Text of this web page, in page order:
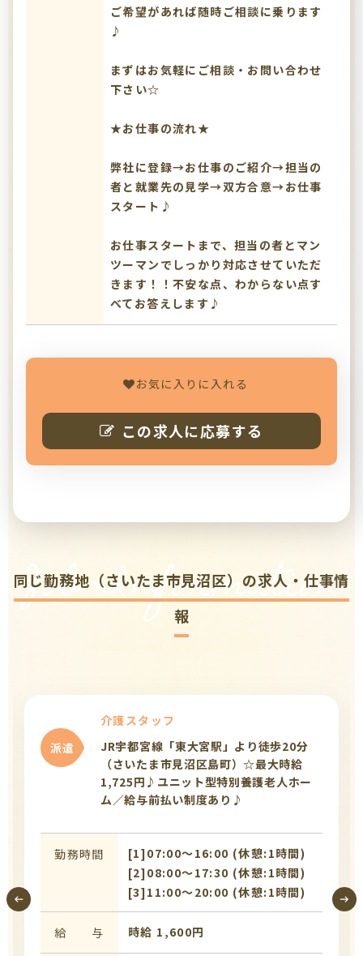
ご希望があれば随時ご相談に乗ります
♪
まずはお気軽にご相談・お問い合わせ
下さい☆
★お仕事の流れ★
弊社に登録→お仕事のご紹介→担当の
者と就業先の見学→双方合意→お仕事
スタート♪
お仕事スタートまで、担当の者とマン
ツーマンでしっかり対応させていただ
きます！！不安な点、わからない点す
べてお答えします♪
お気に入りに入れる
この求人に応募する
Job Information
同じ勤務地（さいたま市見沼区）の求人・仕事情
報
派遣
介護スタッフ
JR宇都宮線「東大宮駅」より徒歩20分
（さいたま市見沼区島町）☆最大時給
1,725円♪ユニット型特別養護老人ホー
ム／給与前払い制度あり♪
勤務時間
[1]07:00〜16:00 (休憩:1時間)
[2]08:00〜17:30 (休憩:1時間)
[3]11:00〜20:00 (休憩:1時間)
給 与 時給 1,600円